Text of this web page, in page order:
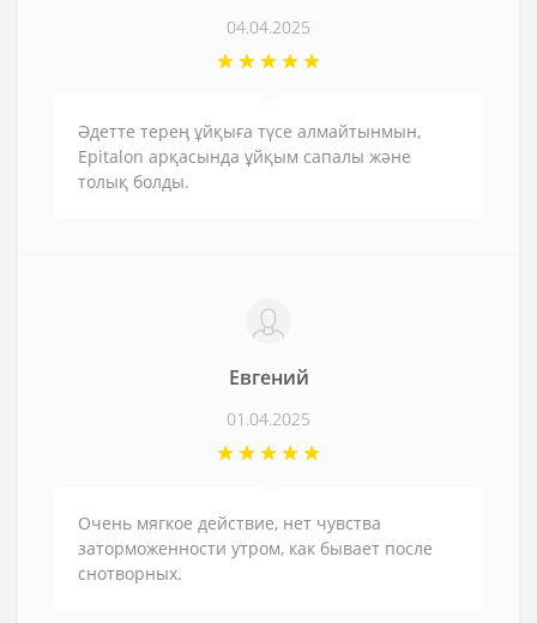
04.04.2025
Әдетте терең ұйқыға түсе алмайтынмын,
Epitalon арқасында ұйқым сапалы және
толық болды.
Евгений
01.04.2025
Очень мягкое действие, нет чувства
заторможенности утром, как бывает после
снотворных.